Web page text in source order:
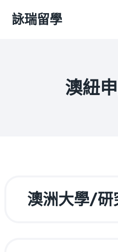
詠瑞留學
澳紐
澳洲大學/研